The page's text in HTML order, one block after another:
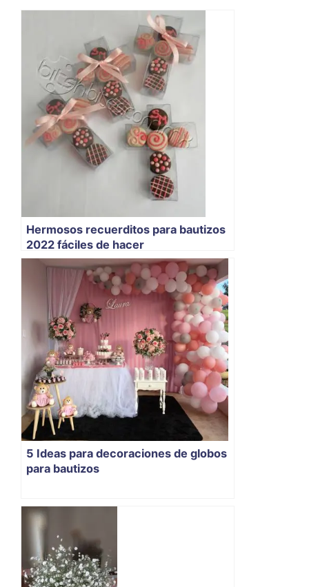
Hermosos recuerditos para bautizos
2022 fáciles de hacer
5 Ideas para decoraciones de globos
para bautizos